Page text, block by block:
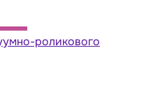
роликового